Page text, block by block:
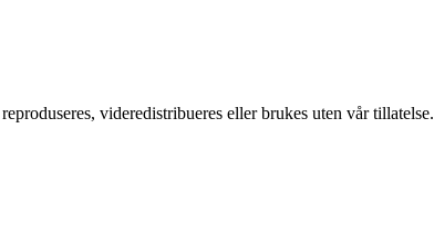
videredistribueres eller brukes uten vår tillatelse.